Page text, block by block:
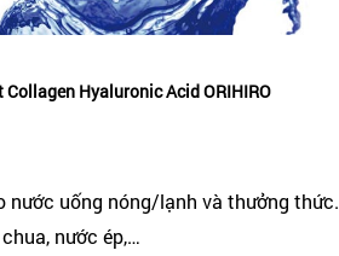
Collagen Hyaluronic Acid ORIHIRO
nước uống nóng/lạnh và thưởng thức.
nước ép,…